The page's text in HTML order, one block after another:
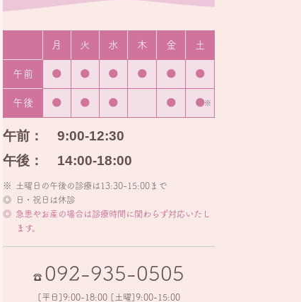
月 火 水 木 金 土
午前 ● ● ● ● ● ●
午後 ● ● ● ● ●※
午前：
9:00-12:30
午後：
14:00-18:00
土曜日の午後の診療は13:30-15:00まで
日・祝日は休診
急患やお産の場合は診療時間に関わらず対応いたし
ます。
092-935-0505
[平日]9:00-18:00 [土曜]9:00-15:00